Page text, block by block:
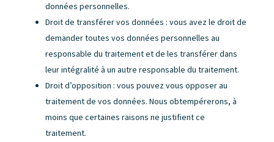
données personnelles.
Droit de transférer vos données : vous avez le droit de
demander toutes vos données personnelles au
responsable du traitement et de les transférer dans
leur intégralité à un autre responsable du traitement.
Droit d’opposition : vous pouvez vous opposer au
traitement de vos données. Nous obtempérerons, à
moins que certaines raisons ne justifient ce
traitement.